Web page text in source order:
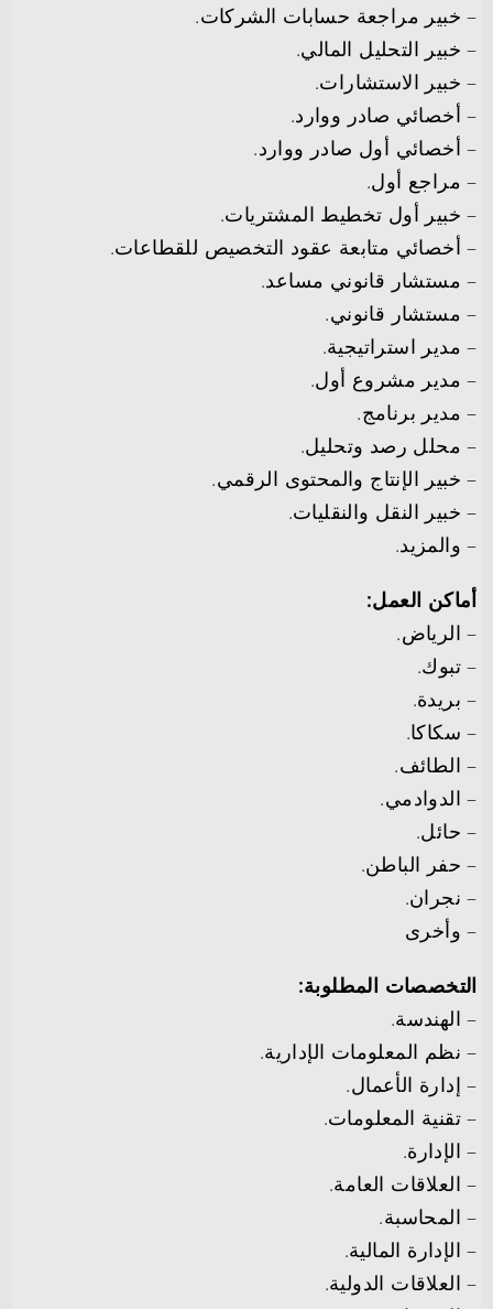
– خبير مراجعة حسابات الشركات.
– خبير التحليل المالي.
– خبير الاستشارات.
– أخصائي صادر ووارد.
– أخصائي أول صادر ووارد.
– مراجع أول.
– خبير أول تخطيط المشتريات.
– أخصائي متابعة عقود التخصيص للقطاعات.
– مستشار قانوني مساعد.
– مستشار قانوني.
– مدير استراتيجية.
– مدير مشروع أول.
– مدير برنامج.
– محلل رصد وتحليل.
– خبير الإنتاج والمحتوى الرقمي.
– خبير النقل والنقليات.
– والمزيد.
أماكن العمل:
– الرياض.
– تبوك.
– بريدة.
– سكاكا.
– الطائف.
– الدوادمي.
– حائل.
– حفر الباطن.
– نجران.
– وأخرى
التخصصات المطلوبة:
– الهندسة.
– نظم المعلومات الإدارية.
– إدارة الأعمال.
– تقنية المعلومات.
– الإدارة.
– العلاقات العامة.
– المحاسبة.
– الإدارة المالية.
– العلاقات الدولية.